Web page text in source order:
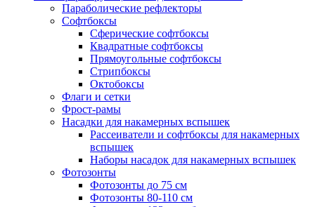
Параболические рефлекторы
Софтбоксы
Сферические софтбоксы
Квадратные софтбоксы
Прямоугольные софтбоксы
Стрипбоксы
Октобоксы
Флаги и сетки
Фрост-рамы
Насадки для накамерных вспышек
Рассеиватели и софтбоксы для накамерных
вспышек
Наборы насадок для накамерных вспышек
Фотозонты
Фотозонты до 75 см
Фотозонты 80-110 см